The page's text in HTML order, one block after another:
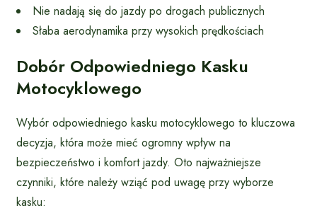
Nie nadają się do jazdy po drogach publicznych
Słaba aerodynamika przy wysokich prędkościach
Dobór Odpowiedniego Kasku
Motocyklowego
Wybór odpowiedniego kasku motocyklowego to kluczowa
decyzja, która może mieć ogromny wpływ na
bezpieczeństwo i komfort jazdy. Oto najważniejsze
czynniki, które należy wziąć pod uwagę przy wyborze
kasku: